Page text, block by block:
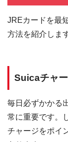
JREカードを最
方法を紹介しま
Suicaチャ
毎日必ずかかる
常に重要です。
チャージをポイ